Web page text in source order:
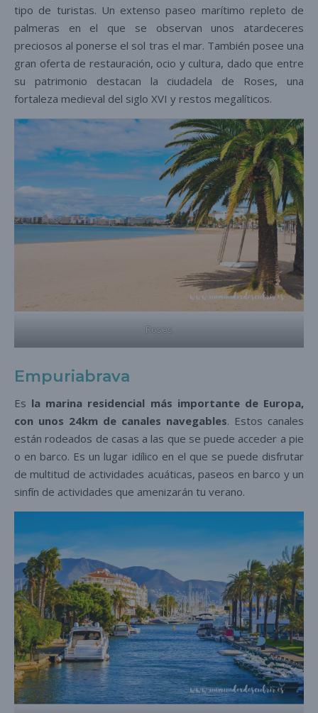
tipo de turistas. Un extenso paseo marítimo repleto de
palmeras en el que se observan unos atardeceres
preciosos al ponerse el sol tras el mar. También posee una
gran oferta de restauración, ocio y cultura, dado que entre
su patrimonio destacan la ciudadela de Roses, una
fortaleza medieval del siglo XVI y restos megalíticos.
Roses
Empuriabrava
Es la marina residencial más importante de Europa,
con unos 24km de canales navegables. Estos canales
están rodeados de casas a las que se puede acceder a pie
o en barco. Es un lugar idílico en el que se puede disfrutar
de multitud de actividades acuáticas, paseos en barco y un
sinfín de actividades que amenizarán tu verano.